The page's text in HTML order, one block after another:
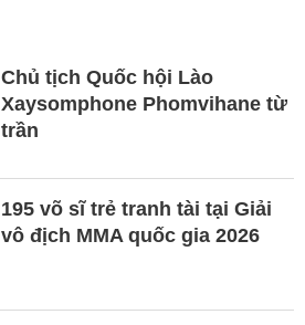
Chủ tịch Quốc hội Lào
Xaysomphone Phomvihane từ
trần
195 võ sĩ trẻ tranh tài tại Giải
vô địch MMA quốc gia 2026